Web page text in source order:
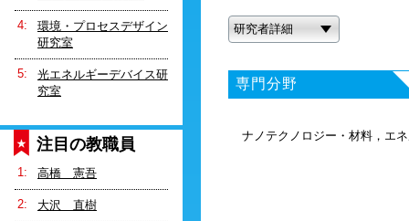
環境・プロセスデザイン
研究室
光エネルギーデバイス研
究室
注目の教職員
高橋 憲吾
大沢 直樹
研究者詳細
専門分野
ナノテクノロジー・材料，エ